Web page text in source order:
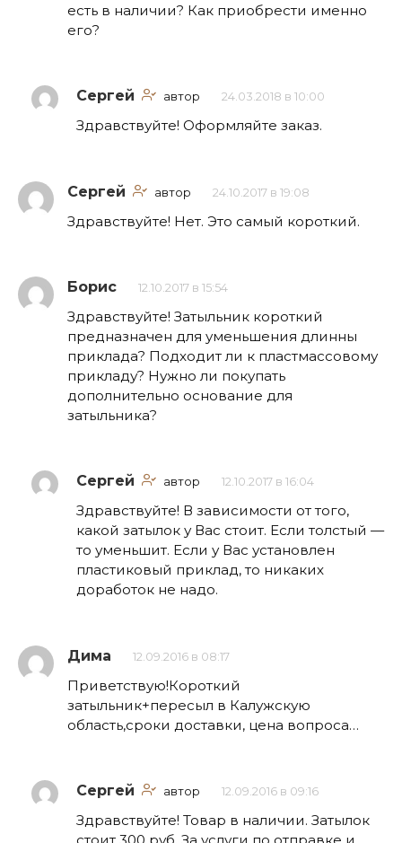
есть в наличии? Как приобрести именно
его?
Сергей автор 24.03.2018 в 10:00
Здравствуйте! Оформляйте заказ.
Сергей автор 24.10.2017 в 19:08
Здравствуйте! Нет. Это самый короткий.
Борис 12.10.2017 в 15:54
Здравствуйте! Затыльник короткий
предназначен для уменьшения длинны
приклада? Подходит ли к пластмассовому
прикладу? Нужно ли покупать
дополнительно основание для
затыльника?
Сергей автор 12.10.2017 в 16:04
Здравствуйте! В зависимости от того,
какой затылок у Вас стоит. Если толстый —
то уменьшит. Если у Вас установлен
пластиковый приклад, то никаких
доработок не надо.
Дима 12.09.2016 в 08:17
Приветствую!Короткий
затыльник+пересыл в Калужскую
область,сроки доставки, цена вопроса…
Сергей автор 12.09.2016 в 09:16
Здравствуйте! Товар в наличии. Затылок